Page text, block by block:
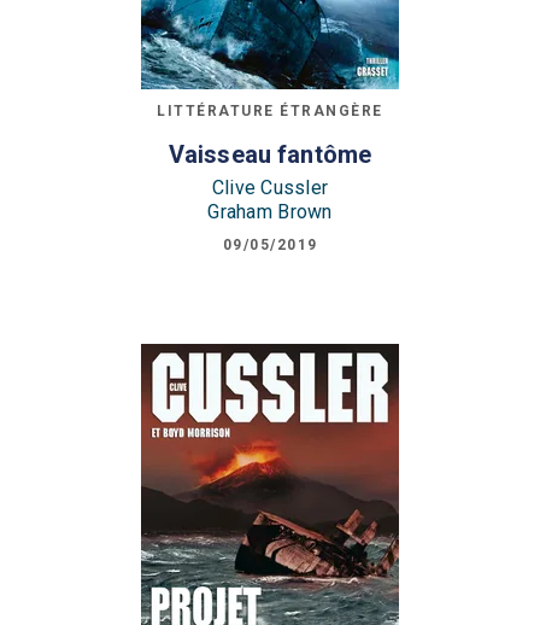
LITTÉRATURE ÉTRANGÈRE
Vaisseau fantôme
Clive Cussler
Graham Brown
09/05/2019